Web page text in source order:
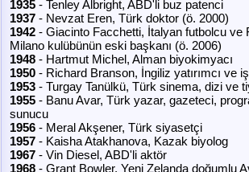
1935 - Tenley Albright, ABD'li buz patenci
1937 - Nevzat Eren, Türk doktor (ö. 2000)
1942 - Giacinto Facchetti, İtalyan futbolcu ve
Milano kulübünün eski başkanı (ö. 2006)
1948 - Hartmut Michel, Alman biyokimyacı
1950 - Richard Branson, İngiliz yatırımcı ve
1953 - Turgay Tanülkü, Türk sinema, dizi ve
1955 - Banu Avar, Türk yazar, gazeteci,
sunucu
1956 - Meral Akşener, Türk siyasetçi
1957 - Kaisha Atakhanova, Kazak biyolog
1967 - Vin Diesel, ABD'li aktör
1968 - Grant Bowler, Yeni Zelanda doğumlu